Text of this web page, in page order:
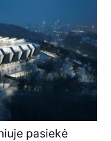
pasiekė